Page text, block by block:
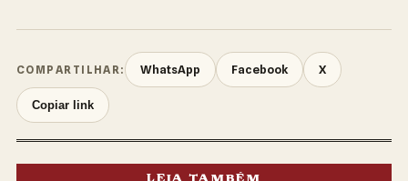
COMPARTILHAR: WhatsApp Facebook X
Copiar link